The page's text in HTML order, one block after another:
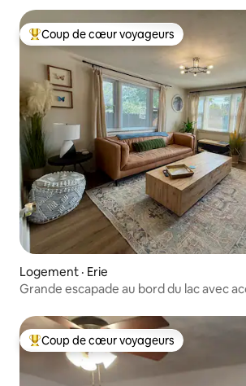
Coup de cœur voyageurs parmi les plus
Coup de cœur voyageurs
Logement · Erie
Grande escapade au bord du lac avec
Coup de cœur voyageurs parmi les plus
Coup de cœur voyageurs